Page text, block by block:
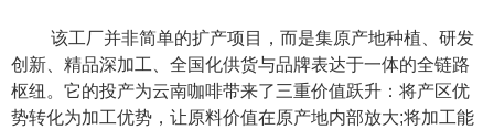
该工厂并非简单的扩产项目，而是集原产地种植、研发
创新、精品深加工、全国化供货与品牌表达于一体的全链路
枢纽。它的投产为云南咖啡带来了三重价值跃升：将产区优
势转化为加工优势，让原料价值在原产地内部放大;将加工能